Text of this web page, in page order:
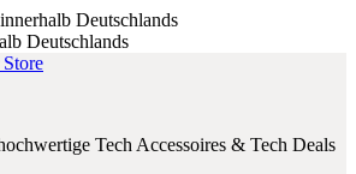
innerhalb Deutschlands
Deutschlands
Tech Accessoires & Tech Deals